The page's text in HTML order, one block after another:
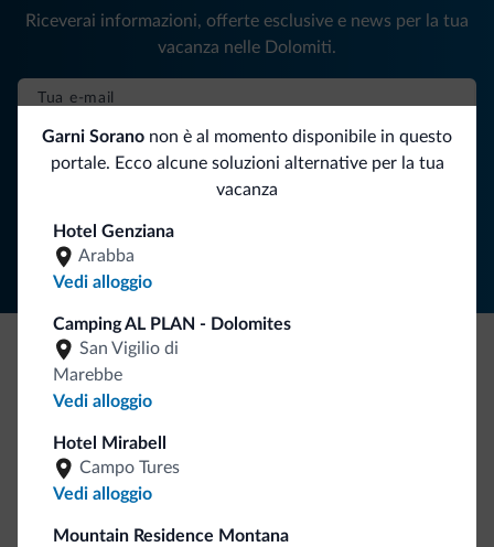
Garni Sorano non è al momento disponibile in questo
portale. Ecco alcune soluzioni alternative per la tua
vacanza
Hotel Genziana
Arabba
Vedi alloggio
Camping AL PLAN - Dolomites
San Vigilio di
Marebbe
Vedi alloggio
Hotel Mirabell
Campo Tures
Vedi alloggio
Mountain Residence Montana
Riceverai informazioni, offerte esclusive e news per la tua
vacanza nelle Dolomiti.
ISCRIVITI ALLA NEWSLETTER
Be Original, scopri la nuova collezione
Ce l'avete chiesto in tanti. Ecco la nuova collezione firmata
Dolomiti.it!